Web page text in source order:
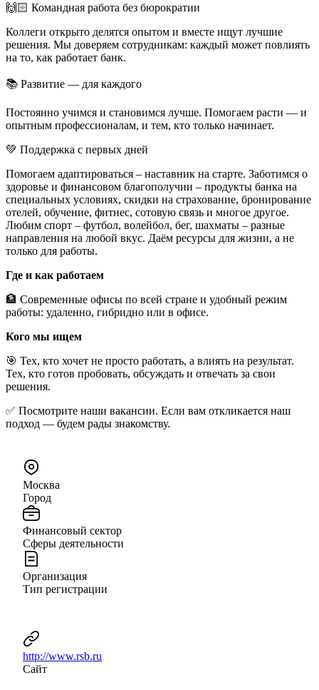
🙌🏻 Командная работа без бюрократии
Коллеги открыто делятся опытом и вместе ищут лучшие
решения. Мы доверяем сотрудникам: каждый может повлиять
на то, как работает банк.
📚 Развитие — для каждого
Постоянно учимся и становимся лучше. Помогаем расти — и
опытным профессионалам, и тем, кто только начинает.
💚 Поддержка с первых дней
Помогаем адаптироваться – наставник на старте. Заботимся о
здоровье и финансовом благополучии – продукты банка на
специальных условиях, скидки на страхование, бронирование
отелей, обучение, фитнес, сотовую связь и многое другое.
Любим спорт – футбол, волейбол, бег, шахматы – разные
направления на любой вкус. Даём ресурсы для жизни, а не
только для работы.
Где и как работаем
🏦 Современные офисы по всей стране и удобный режим
работы: удаленно, гибридно или в офисе.
Кого мы ищем
🎯 Тех, кто хочет не просто работать, а влиять на результат.
Тех, кто готов пробовать, обсуждать и отвечать за свои
решения.
✅ Посмотрите наши вакансии. Если вам откликается наш
подход — будем рады знакомству.
Москва
Город
Финансовый сектор
Сферы деятельности
Организация
Тип регистрации
http://www.rsb.ru
Сайт